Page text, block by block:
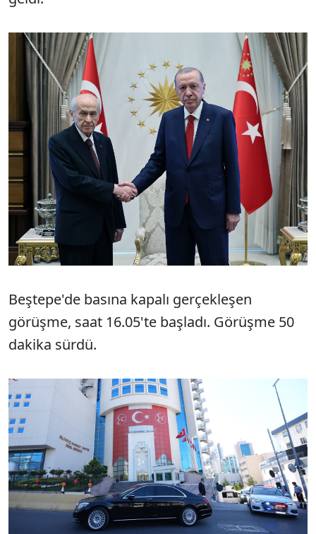
Beştepe'de basına kapalı gerçekleşen
görüşme, saat 16.05'te başladı. Görüşme 50
dakika sürdü.